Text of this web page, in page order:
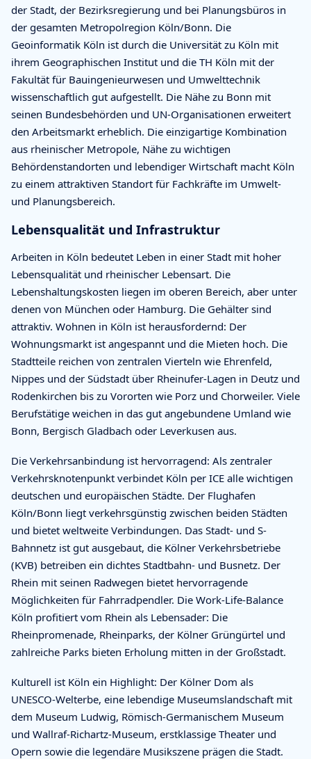
der Stadt, der Bezirksregierung und bei Planungsbüros in
der gesamten Metropolregion Köln/Bonn. Die
Geoinformatik Köln ist durch die Universität zu Köln mit
ihrem Geographischen Institut und die TH Köln mit der
Fakultät für Bauingenieurwesen und Umwelttechnik
wissenschaftlich gut aufgestellt. Die Nähe zu Bonn mit
seinen Bundesbehörden und UN-Organisationen erweitert
den Arbeitsmarkt erheblich. Die einzigartige Kombination
aus rheinischer Metropole, Nähe zu wichtigen
Behördenstandorten und lebendiger Wirtschaft macht Köln
zu einem attraktiven Standort für Fachkräfte im Umwelt-
und Planungsbereich.
Lebensqualität und Infrastruktur
Arbeiten in Köln bedeutet Leben in einer Stadt mit hoher
Lebensqualität und rheinischer Lebensart. Die
Lebenshaltungskosten liegen im oberen Bereich, aber unter
denen von München oder Hamburg. Die Gehälter sind
attraktiv. Wohnen in Köln ist herausfordernd: Der
Wohnungsmarkt ist angespannt und die Mieten hoch. Die
Stadtteile reichen von zentralen Vierteln wie Ehrenfeld,
Nippes und der Südstadt über Rheinufer-Lagen in Deutz und
Rodenkirchen bis zu Vororten wie Porz und Chorweiler. Viele
Berufstätige weichen in das gut angebundene Umland wie
Bonn, Bergisch Gladbach oder Leverkusen aus.
Die Verkehrsanbindung ist hervorragend: Als zentraler
Verkehrsknotenpunkt verbindet Köln per ICE alle wichtigen
deutschen und europäischen Städte. Der Flughafen
Köln/Bonn liegt verkehrsgünstig zwischen beiden Städten
und bietet weltweite Verbindungen. Das Stadt- und S-
Bahnnetz ist gut ausgebaut, die Kölner Verkehrsbetriebe
(KVB) betreiben ein dichtes Stadtbahn- und Busnetz. Der
Rhein mit seinen Radwegen bietet hervorragende
Möglichkeiten für Fahrradpendler. Die Work-Life-Balance
Köln profitiert vom Rhein als Lebensader: Die
Rheinpromenade, Rheinparks, der Kölner Grüngürtel und
zahlreiche Parks bieten Erholung mitten in der Großstadt.
Kulturell ist Köln ein Highlight: Der Kölner Dom als
UNESCO-Welterbe, eine lebendige Museumslandschaft mit
dem Museum Ludwig, Römisch-Germanischem Museum
und Wallraf-Richartz-Museum, erstklassige Theater und
Opern sowie die legendäre Musikszene prägen die Stadt.